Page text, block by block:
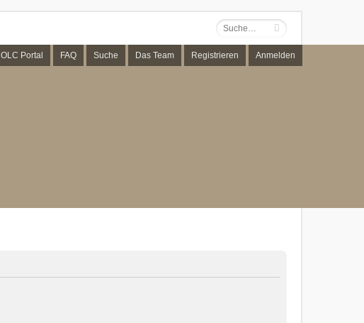
OLC Portal FAQ Suche Das Team Registrieren Anmelden